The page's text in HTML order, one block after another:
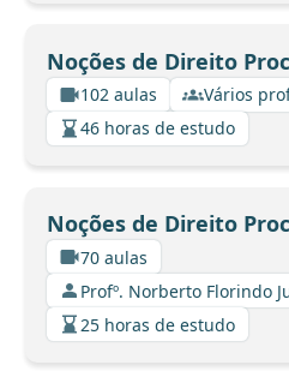
Noções de Direito
102 aulas
Vários
46 horas de estudo
Noções de Direito
70 aulas
Profº. Norberto Florindo
25 horas de estudo